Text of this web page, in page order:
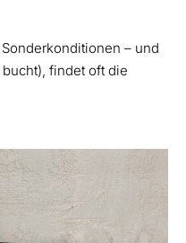
– und
findet oft die